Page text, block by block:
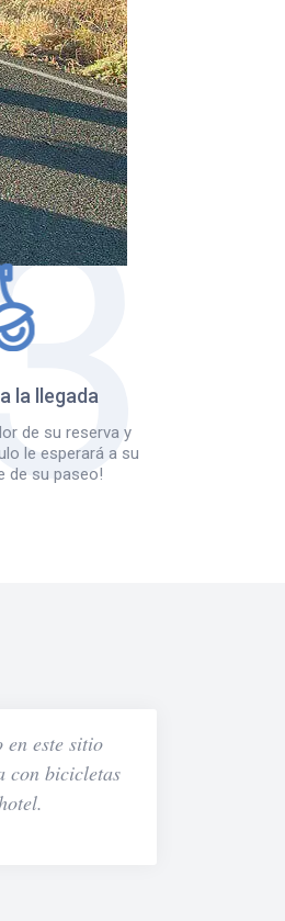
la llegada
de su reserva y
le esperará a su
de su paseo!
en este sitio
con bicicletas